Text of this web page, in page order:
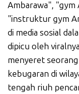
Ambarawa", "gym
"instruktur gym
di media sosial
dipicu oleh
menyeret
kebugaran di
tengah riuh